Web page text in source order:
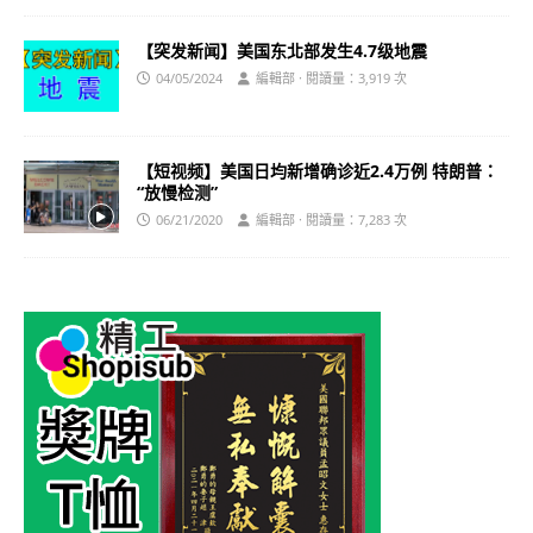
【突发新闻】美国东北部发生4.7级地震
04/05/2024 編輯部 · 閱讀量：3,919 次
【短视频】美国日均新增确诊近2.4万例 特朗普：
“放慢检测”
06/21/2020 編輯部 · 閱讀量：7,283 次